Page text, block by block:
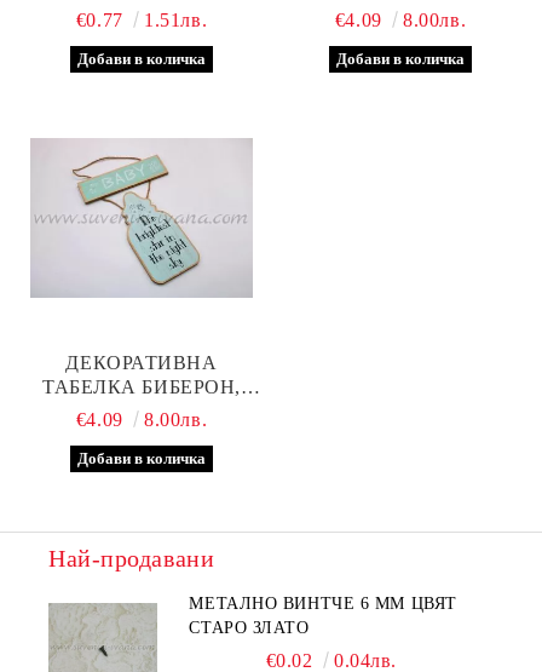
ОТ ПОЛИРЕЗИН
€0.77 1.51лв.
МОДЕЛ ДВЕ
€4.09 8.00лв.
ДЕКОРАТИВНА
ТАБЕЛКА БИБЕРОН,
МОДЕЛ ТРИ
€4.09 8.00лв.
Най-продавани
МЕТАЛНО ВИНТЧЕ 6 ММ ЦВЯТ
СТАРО ЗЛАТО
€0.02 0.04лв.